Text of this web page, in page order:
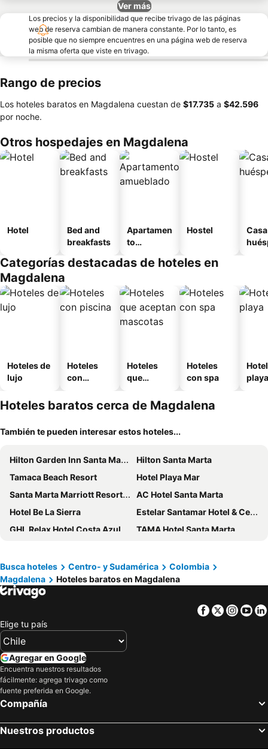
Ver más
Los precios y la disponibilidad que recibe trivago de las páginas
web de reserva cambian de manera constante. Por lo tanto, es
posible que no siempre encuentres en una página web de reserva
la misma oferta que viste en trivago.
Rango de precios
Los hoteles baratos en Magdalena cuestan de ‎$17.735 a ‎$42.596
por noche.
Otros hospedajes en Magdalena
Hotel
Bed and
breakfasts
Apartamen
to
o
Hostel
Categorías destacadas de hoteles en
Magdalena
Hoteles de
lujo
Hoteles
con
Hoteles
que
mascotas
Hoteles
con spa
playa
Hoteles baratos cerca de Magdalena
También te pueden interesar estos hoteles...
Hilton Garden Inn Santa Marta
Hilton Santa Marta
Tamaca Beach Resort
Hotel Playa Mar
Santa Marta Marriott Resort Playa Dormida
AC Hotel Santa Marta
Hotel Be La Sierra
Estelar Santamar Hotel & Centro De Convenciones
GHL Relax Hotel Costa Azul
TAMA Hotel Santa Marta
Sanha Plus Hotel
Zuana Beach Resort
Courtyard by Marriott Santa Marta Resort
Hotel Valladolid
Del Mar Hotel
Hotel Santorini Resort
Hotel Portobahia Santa Marta Rodadero
Casa de Leda, a Kali Hotel
Hotel Axis Inn By GEH Suites
Hotel La Riviera
Hotel Tucuraca by DOT Tradition
Hotel San Miguel Imperial
Best Western Plus Santa Marta Hotel
Hotel Rodadero Inn By GEH Suites
Busca hoteles Centro- y Sudamérica
Colombia
Magdalena
Hoteles baratos en Magdalena
Facebook
Twitter
Elige tu país
Agregar en Google
Encuentra nuestros resultados
fácilmente: agrega trivago como
fuente preferida en Google.
Compañía
Nuestros productos